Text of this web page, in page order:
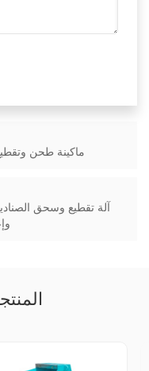
ماكينة طحن وتقطيع
آلة تقطيع وسحق